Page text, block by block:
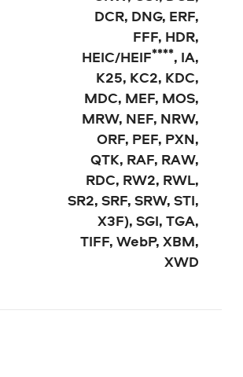
DCR, DNG, ERF,
FFF, HDR,
HEIC/HEIF****, IA,
K25, KC2, KDC,
MDC, MEF, MOS,
MRW, NEF, NRW,
ORF, PEF, PXN,
QTK, RAF, RAW,
RDC, RW2, RWL,
SR2, SRF, SRW, STI,
X3F), SGI, TGA,
TIFF, WebP, XBM,
XWD